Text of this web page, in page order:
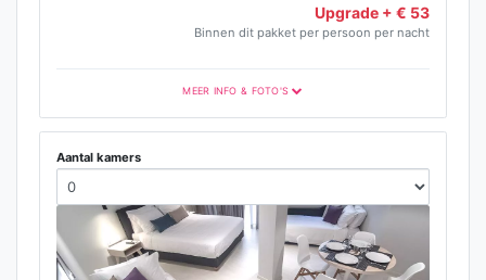
Upgrade + € 53
Binnen dit pakket per persoon per nacht
MEER INFO & FOTO'S
Aantal kamers